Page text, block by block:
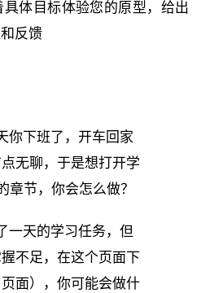
具体目标体验您的原型，给出
反馈
你下班了，开车回家
无聊，于是想打开学
章节，你会怎么做？
一天的学习任务，但
不足，在这个页面下
页面），你可能会做什